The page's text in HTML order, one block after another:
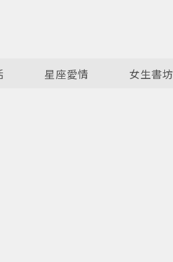
星座愛情 女生書坊